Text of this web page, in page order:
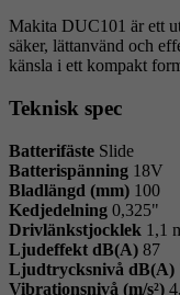
Makita DUC101 är ett
säker, lättanvänd och
känsla i ett kompakt
Teknisk spec
Batterifäste Slide
Batterispänning 18V
Bladlängd (mm) 100
Kedjedelning 0,325"
Drivlänkstjocklek 1,1
Ljudeffekt dB(A) 87
Ljudtrycksnivå dB(A)
Vibrationsnivå (m/s²)